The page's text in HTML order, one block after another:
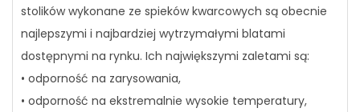
stolików wykonane ze spieków kwarcowych są obecnie
najlepszymi i najbardziej wytrzymałymi blatami
dostępnymi na rynku. Ich największymi zaletami są:
• odporność na zarysowania,
• odporność na ekstremalnie wysokie temperatury,